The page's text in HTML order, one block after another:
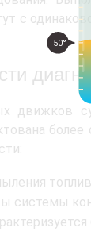
50°
с
движков
системы